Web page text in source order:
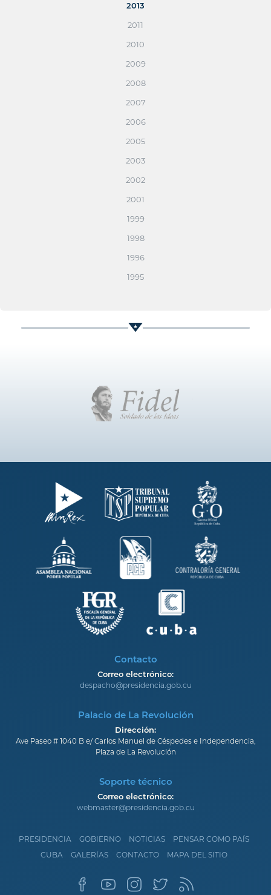
2013
2011
2010
2009
2008
2007
2006
2005
2003
2002
2001
1999
1998
1996
1995
Contacto
Correo electrónico:
despacho@presidencia.gob.cu
Palacio de La Revolución
Dirección:
Ave Paseo # 1040 B e/ Carlos Manuel de Céspedes e Independencia,
Plaza de La Revolución
Soporte técnico
Correo electrónico:
webmaster@presidencia.gob.cu
PRESIDENCIA GOBIERNO NOTICIAS
PENSAR COMO PAÍS
CUBA
GALERÍAS CONTACTO MAPA DEL SITIO